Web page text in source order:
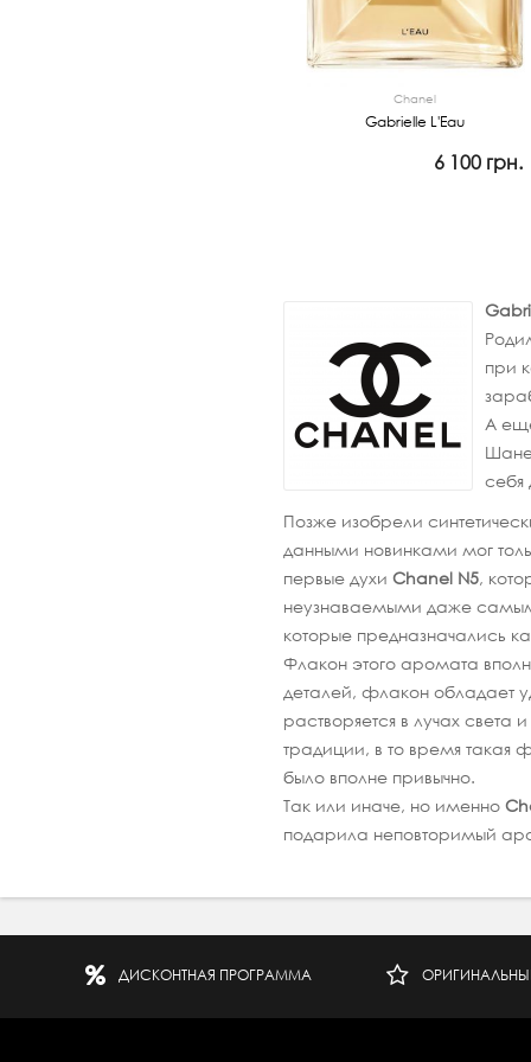
Chanel
Gabrielle L'Eau
6 100 грн.
при
А
Позже изобрели
данными новинками мог
первые духи Chanel N5,
неузнаваемыми даже
которые предназначались
Флакон этого аромата
деталей, флакон обладает
растворяется в лучах
традиции, в то время
было вполне привычно.
Так или иначе, но именно
подарила неповторимый
ДИСКОНТНАЯ ПРОГРАММА